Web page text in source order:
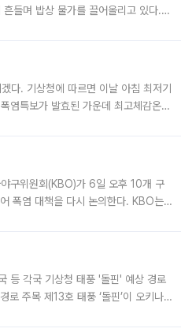
들며 밥상 물가를 끌어올리고 있다.
다. 기상청에 따르면 이날 아침 최저기
특보가 발효된 가운데 최고체감온도
구위원회(KBO)가 6일 오후 10개 구
폭염 대책을 다시 논의한다. KBO는
등 각국 기상청 태풍 '돌핀' 예상 경로
주목 제13호 태풍 ‘돌핀’이 오키나와